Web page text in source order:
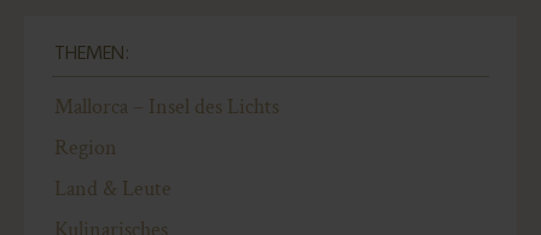
THEMEN:
Mallorca – Insel des Lichts
Region
Land & Leute
Kulinarisches